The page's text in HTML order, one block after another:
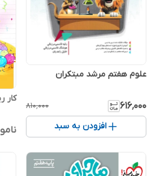
علوم هفتم مرشد مبتکران
۶۱۶٬۰۰۰ ۸۱۰٬۰۰۰
افزودن به سبد
کار